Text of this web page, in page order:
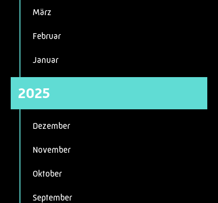
März
Februar
Januar
2025
Dezember
November
Oktober
September